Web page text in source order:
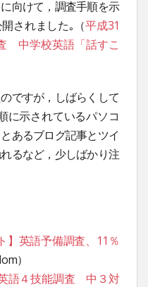
向けて，調査手順を示
されました｡（平成31
中学校英語「話すこ
ですが，しばらくして
に示されているパソコ
あるブログ記事とツイ
るなど，少しばかり注
】英語予備調査、11％
）
語４技能調査 中３対